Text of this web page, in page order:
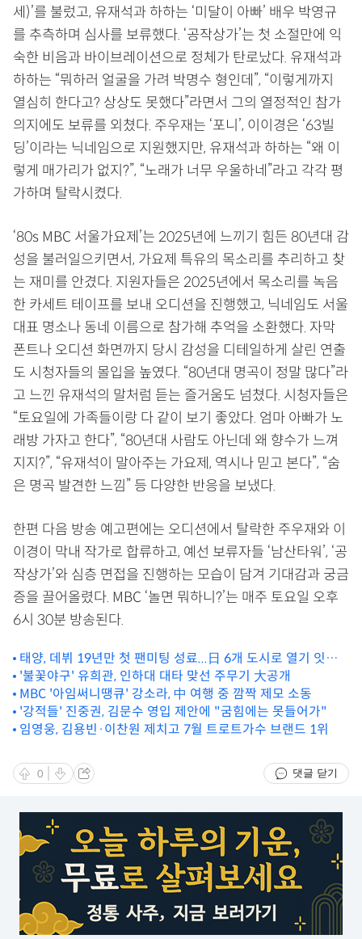
세)’를 불렀고, 유재석과 하하는 ‘미달이 아빠’ 배우 박영규
를 추측하며 심사를 보류했다. ‘공작상가’는 첫 소절만에 익
숙한 비음과 바이브레이션으로 정체가 탄로났다. 유재석과
하하는 “뭐하러 얼굴을 가려 박명수 형인데”, “이렇게까지
열심히 한다고? 상상도 못했다”라면서 그의 열정적인 참가
의지에도 보류를 외쳤다. 주우재는 ‘포니’, 이이경은 ‘63빌
딩’이라는 닉네임으로 지원했지만, 유재석과 하하는 “왜 이
렇게 매가리가 없지?”, “노래가 너무 우울하네”라고 각각 평
가하며 탈락시켰다.
‘80s MBC 서울가요제’는 2025년에 느끼기 힘든 80년대 감
성을 불러일으키면서, 가요제 특유의 목소리를 추리하고 찾
는 재미를 안겼다. 지원자들은 2025년에서 목소리를 녹음
한 카세트 테이프를 보내 오디션을 진행했고, 닉네임도 서울
대표 명소나 동네 이름으로 참가해 추억을 소환했다. 자막
폰트나 오디션 화면까지 당시 감성을 디테일하게 살린 연출
도 시청자들의 몰입을 높였다. “80년대 명곡이 정말 많다”라
고 느낀 유재석의 말처럼 듣는 즐거움도 넘쳤다. 시청자들은
“토요일에 가족들이랑 다 같이 보기 좋았다. 엄마 아빠가 노
래방 가자고 한다”, “80년대 사람도 아닌데 왜 향수가 느껴
지지?”, “유재석이 말아주는 가요제, 역시나 믿고 본다”, “숨
은 명곡 발견한 느낌” 등 다양한 반응을 보냈다.
한편 다음 방송 예고편에는 오디션에서 탈락한 주우재와 이
이경이 막내 작가로 합류하고, 예선 보류자들 ‘남산타워’, ‘공
작상가’와 심층 면접을 진행하는 모습이 담겨 기대감과 궁금
증을 끌어올렸다. MBC ‘놀면 뭐하니?’는 매주 토요일 오후
6시 30분 방송된다.
태양, 데뷔 19년만 첫 팬미팅 성료...日 6개 도시로 열기 잇는
다
'불꽃야구' 유희관, 인하대 대타 맞선 주무기 大공개
MBC '아임써니땡큐' 강소라, 中 여행 중 깜짝 제모 소동
'강적들' 진중권, 김문수 영입 제안에 "굼힘에는 못들어가"
임영웅, 김용빈·이찬원 제치고 7월 트로트가수 브랜드 1위
0 댓글 닫기